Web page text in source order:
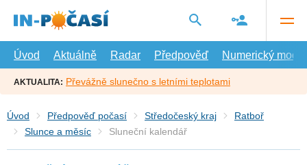
hlavní
Úvod
Aktuálně Radar Předpověď Numerický model
AKTUALITA: Převážně slunečno s letními teplotami
Úvod Předpověď počasí Středočeský kraj
Ratboř
Slunce a měsíc
Sluneční kalendář